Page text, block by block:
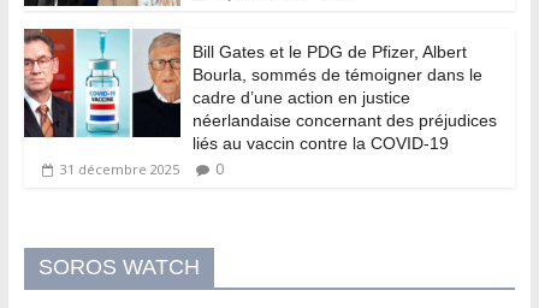
Bill Gates et le PDG de Pfizer, Albert
Bourla, sommés de témoigner dans le
cadre d’une action en justice
néerlandaise concernant des préjudices
liés au vaccin contre la COVID-19
31 décembre 2025 0
SOROS WATCH